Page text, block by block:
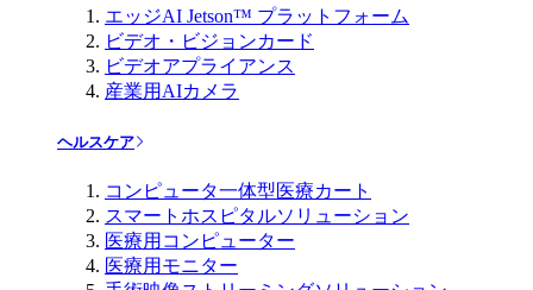
エッジAI Jetson™ プラットフォーム
ビデオ・ビジョンカード
ビデオアプライアンス
産業用AIカメラ
ヘルスケア
コンピュータ一体型医療カート
スマートホスピタルソリューション
医療用コンピューター
医療用モニター